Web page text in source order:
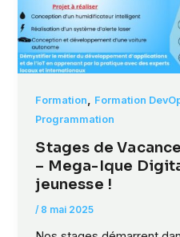
Formation, Formation
Programmation
Stages de
– Mega-Ique
jeunesse !
/ 8 mai 2025